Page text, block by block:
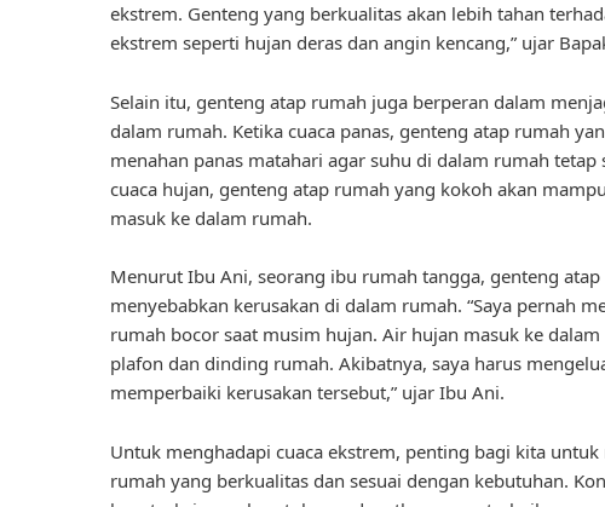
ekstrem. Genteng yang berkualitas akan lebih tahan
ekstrem seperti hujan deras dan angin kencang,” ujar
Selain itu, genteng atap rumah juga berperan dalam
dalam rumah. Ketika cuaca panas, genteng atap rumah
menahan panas matahari agar suhu di dalam rumah tetap
cuaca hujan, genteng atap rumah yang kokoh akan
masuk ke dalam rumah.
Menurut Ibu Ani, seorang ibu rumah tangga, genteng
menyebabkan kerusakan di dalam rumah. “Saya pernah
rumah bocor saat musim hujan. Air hujan masuk ke
plafon dan dinding rumah. Akibatnya, saya harus
memperbaiki kerusakan tersebut,” ujar Ibu Ani.
Untuk menghadapi cuaca ekstrem, penting bagi kita
rumah yang berkualitas dan sesuai dengan kebutuhan.